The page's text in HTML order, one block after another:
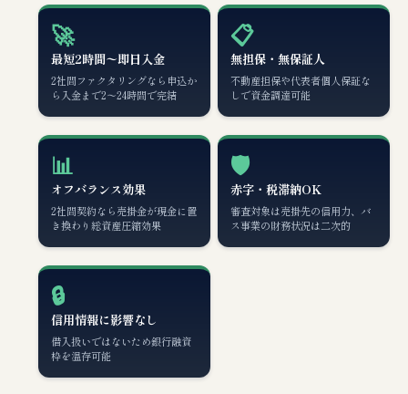
🚀
最短2時間〜即日入金
2社間ファクタリングなら申込か
ら入金まで2〜24時間で完結
📋
無担保・無保証人
不動産担保や代表者個人保証な
しで資金調達可能
📊
オフバランス効果
2社間契約なら売掛金が現金に置
き換わり総資産圧縮効果
🛡️
赤字・税滞納OK
審査対象は売掛先の信用力、バ
ス事業の財務状況は二次的
🔒
信用情報に影響なし
借入扱いではないため銀行融資
枠を温存可能